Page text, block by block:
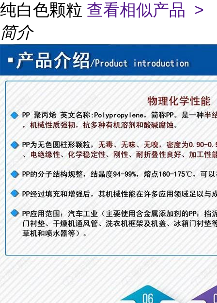
纯白色颗粒 查看相似产品 >
简介